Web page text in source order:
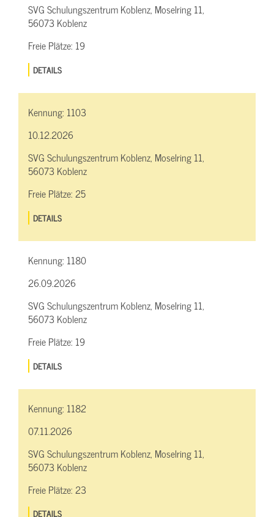
SVG Schulungszentrum Koblenz, Moselring 11,
56073 Koblenz
Freie Plätze: 19
DETAILS
Kennung: 1103
10.12.2026
SVG Schulungszentrum Koblenz, Moselring 11,
56073 Koblenz
Freie Plätze:25
DETAILS
Kennung: 1180
26.09.2026
SVG Schulungszentrum Koblenz, Moselring 11,
56073 Koblenz
Freie Plätze: 19
DETAILS
Kennung: 1182
07.11.2026
SVG Schulungszentrum Koblenz, Moselring 11,
56073 Koblenz
Freie Plätze:23
DETAILS